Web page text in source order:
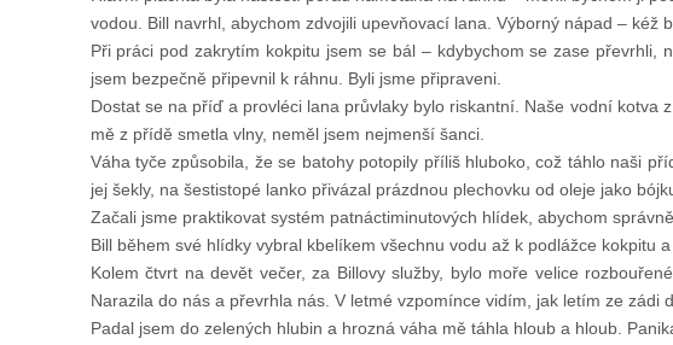
vodou. Bill navrhl, abychom zdvojili upevňovací lana. Výborný nápad – kéž
Při práci pod zakrytím kokpitu jsem se bál – kdybychom se zase
jsem bezpečně připevnil k ráhnu. Byli jsme připraveni.
Dostat se na příď a provléci lana průvlaky bylo riskantní. Naše vodní
mě z přídě smetla vlny, neměl jsem nejmenší šanci.
Váha tyče způsobila, že se batohy potopily příliš hluboko, což táhlo naši
jej šekly, na šestistopé lanko přivázal prázdnou plechovku od oleje jako
Začali jsme praktikovat systém patnáctiminutových hlídek, abychom
Bill během své hlídky vybral kbelíkem všechnu vodu až k podlážce kokpitu
Kolem čtvrt na devět večer, za Billovy služby, bylo moře velice
Narazila do nás a převrhla nás. V letmé vzpomínce vidím, jak letím ze zádi
Padal jsem do zelených hlubin a hrozná váha mě táhla hloub a hloub.